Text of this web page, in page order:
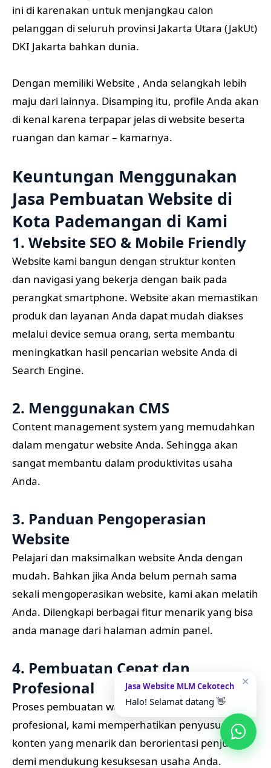
ini di karenakan untuk menjangkau calon
pelanggan di seluruh provinsi Jakarta Utara (JakUt)
DKI Jakarta bahkan dunia.
Dengan memiliki Website , Anda selangkah lebih
maju dari lainnya. Disamping itu, profile Anda akan
di kenal karena terpapar jelas di website beserta
ruangan dan kamar – kamarnya.
Keuntungan Menggunakan
Jasa Pembuatan Website di
Kota Pademangan di Kami
1. Website SEO & Mobile Friendly
Website kami bangun dengan struktur konten
dan navigasi yang bekerja dengan baik pada
perangkat smartphone. Website akan memastikan
produk dan layanan Anda dapat mudah diakses
melalui device semua orang, serta membantu
meningkatkan hasil pencarian website Anda di
Search Engine.
2. Menggunakan CMS
Content management system yang memudahkan
dalam mengatur website Anda. Sehingga akan
sangat membantu dalam produktivitas usaha
Anda.
3. Panduan Pengoperasian
Website
Pelajari dan maksimalkan website Anda dengan
mudah. Bahkan jika Anda belum pernah sama
sekali mengoperasikan website, kami akan melatih
Anda. Dilengkapi berbagai fitur menarik yang bisa
anda manage dari halaman admin panel.
4. Pembuatan Cepat dan
Profesional
Proses pembuatan website relatif cepat dan
profesional, kami memperhatikan penyusunan
konten yang menarik dan berorientasi penjualan
demi mendukung kesuksesan usaha Anda.
✕
Jasa Website MLM Cekotech
Halo! Selamat datang 👋